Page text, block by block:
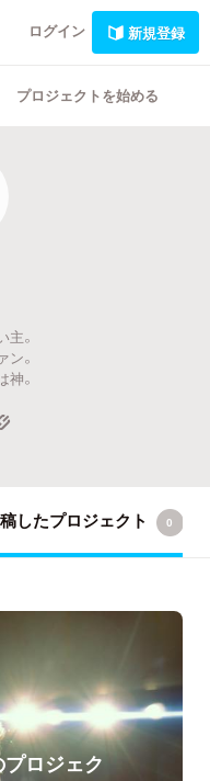
ログイン 新規登録
プロジェクトを始める
。
。
。
したプロジェクト 0
ロジェク